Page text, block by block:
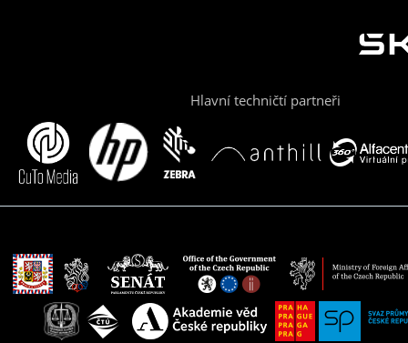
Hlavní techničtí partneři